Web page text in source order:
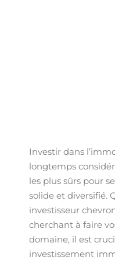
Investir dans
longtemps
les plus sûrs pour
solide et diversifié.
investisseur
cherchant à faire
domaine, il est
investissement